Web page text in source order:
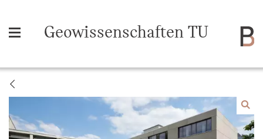
Geowissenschaften TU